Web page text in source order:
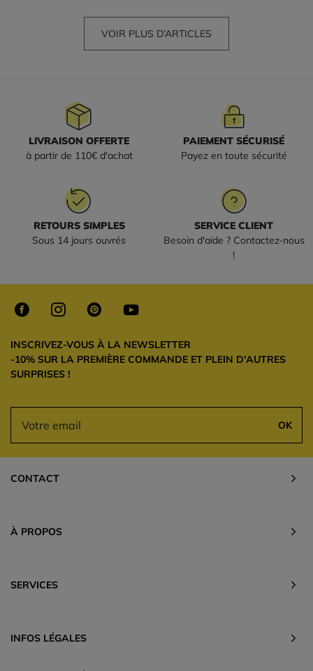
VOIR PLUS D’ARTICLES
LIVRAISON OFFERTE
à partir de 110€ d'achat
PAIEMENT SÉCURISÉ
Payez en toute sécurité
RETOURS SIMPLES
Sous 14 jours ouvrés
SERVICE CLIENT
Besoin d'aide ? Contactez-nous
!
INSCRIVEZ-VOUS À LA NEWSLETTER
-10% SUR LA PREMIÈRE COMMANDE ET PLEIN D'AUTRES
SURPRISES !
OK
CONTACT
À PROPOS
SERVICES
INFOS LÉGALES